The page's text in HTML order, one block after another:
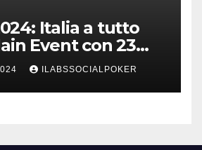
Italia a tutto
Event con 23
3 ILABSSOCIALPOKER